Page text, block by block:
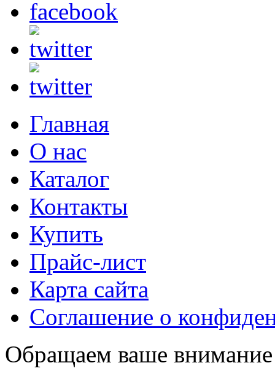
Главная
О нас
Каталог
Контакты
Купить
Прайс-лист
Карта сайта
Соглашение о
Обращаем ваше